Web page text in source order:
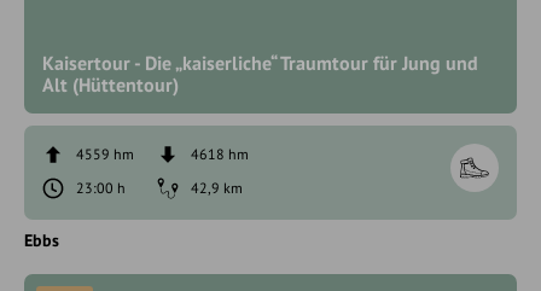
Kaisertour - Die „kaiserliche“ Traumtour für Jung und
Alt (Hüttentour)
4559 hm
4618 hm
23:00 h
42,9 km
Ebbs